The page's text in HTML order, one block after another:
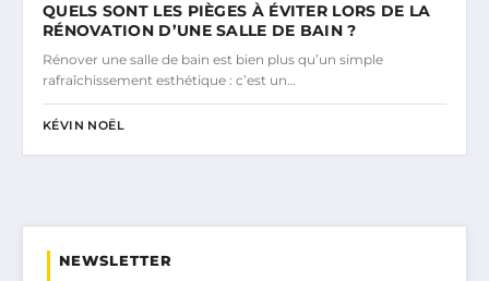
QUELS SONT LES PIÈGES À ÉVITER LORS DE LA
RÉNOVATION D’UNE SALLE DE BAIN ?
Rénover une salle de bain est bien plus qu’un simple
rafraîchissement esthétique : c’est un…
KÉVIN NOËL
NEWSLETTER